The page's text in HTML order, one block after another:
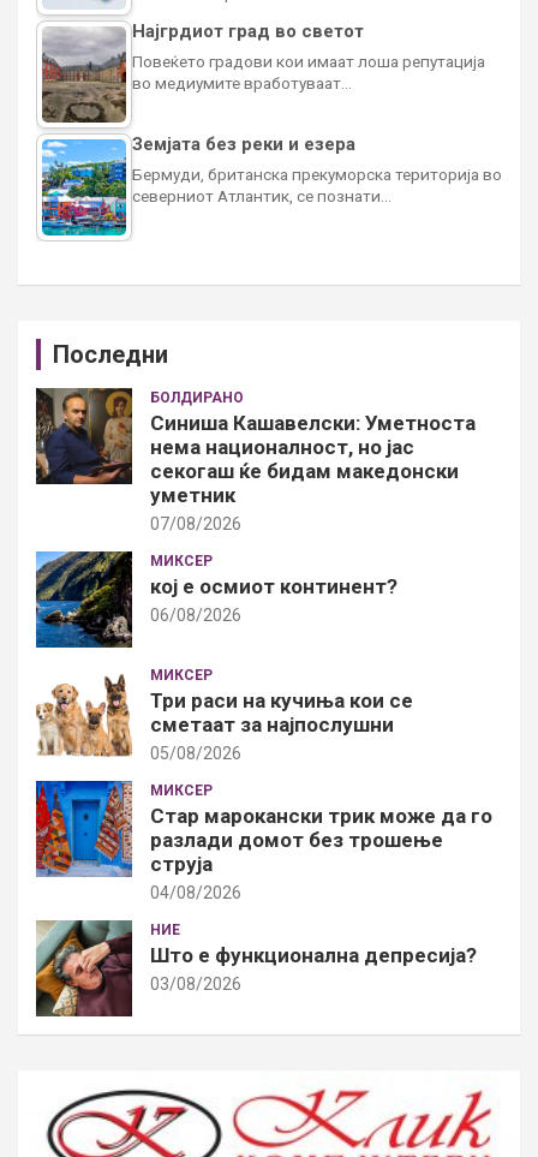
Најгрдиот град во светот
Повеќето градови кои имаат лоша репутација
во медиумите вработуваат…
Земјата без реки и езера
Бермуди, британска прекуморска територија во
северниот Атлантик, се познати…
Последни
БОЛДИРАНО
Синиша Кашавелски: Уметноста
нема националност, но јас
секогаш ќе бидам македонски
уметник
07/08/2026
МИКСЕР
кој е осмиот континент?
06/08/2026
МИКСЕР
Три раси на кучиња кои се
сметаат за најпослушни
05/08/2026
МИКСЕР
Стар марокански трик може да го
разлади домот без трошење
струја
04/08/2026
НИЕ
Што е функционална депресија?
03/08/2026